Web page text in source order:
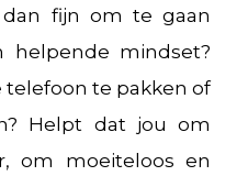
fijn om te gaan
helpende mindset?
telefoon te pakken of
Helpt dat jou om
om moeiteloos en